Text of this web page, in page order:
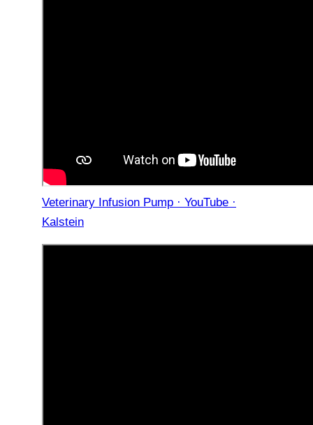
Veterinary Infusion Pump · YouTube ·
Kalstein